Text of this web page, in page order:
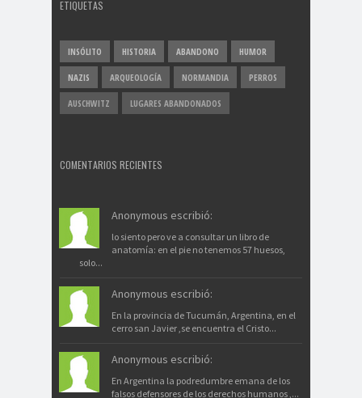
ETIQUETAS
INSÓLITO HISTORIA ABANDONO HUMOR
NAZIS ARQUEOLOGÍA NORMANDIA PERROS
AUSCHWITZ LUGARES ABANDONADOS
COMENTARIOS RECIENTES
Anonymous escribió:
lo siento pero ve a consultar un libro de
anatomía: en el pie no tenemos 57 huesos,
solo...
Anonymous escribió:
En la provincia de Tucumán, Argentina, en el
cerro san Javier ,se encuentra el Cristo...
Anonymous escribió:
En Argentina la podredumbre emana de los
falsos defensores de los derechos humanos ,...